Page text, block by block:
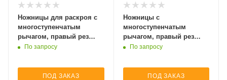
Ножницы для раскроя с
многоступенчатым
рычагом, правый рез
MA361
По запросу
ПОД ЗАКАЗ
Ножницы с
многоступенчатым
рычагом, правый рез
MA321
По запросу
ПОД ЗАКАЗ